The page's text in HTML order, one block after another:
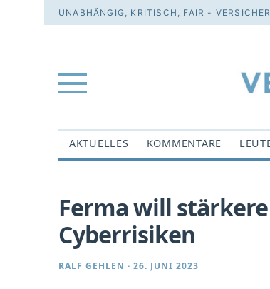
UNABHÄNGIG, KRITISCH, FAIR -
AKTUELLES KOMMENTARE
Ferma will
Cyberrisiken
RALF GEHLEN · 26. JUNI 2023